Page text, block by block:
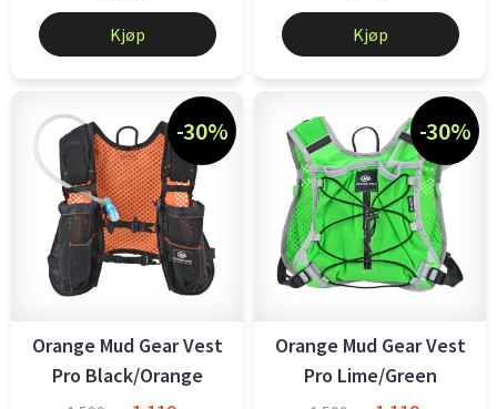
Kjøp Kjøp
-30%
Orange Mud Gear Vest
Pro Black/Orange
-30%
Orange Mud Gear Vest
Pro Lime/Green